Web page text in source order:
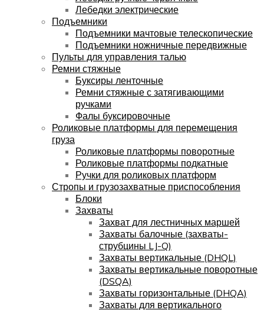
Лебедки электрические
Подъемники
Подъемники мачтовые телескопические
Подъемники ножничные передвижные
Пульты для управления талью
Ремни стяжные
Буксиры ленточные
Ремни стяжные с затягивающими
ручками
Фалы буксировочные
Роликовые платформы для перемещения
груза
Роликовые платформы поворотные
Роликовые платформы подкатные
Ручки для роликовых платформ
Стропы и грузозахватные приспособления
Блоки
Захваты
Захват для лестничных маршей
Захваты балочные (захваты-
струбцины LJ-Q)
Захваты вертикальные (DHQL)
Захваты вертикальные поворотные
(DSQA)
Захваты горизонтальные (DHQA)
Захваты для вертикального